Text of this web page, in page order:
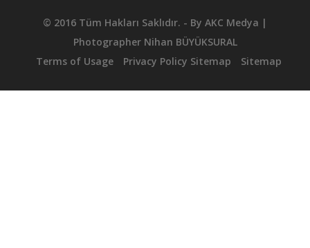
© 2016 Tüm Hakları Saklıdır. - By AKC Medya |
Photographer Nihan BÜYÜKSURAL
Terms of Usage
Privacy Policy Sitemap Sitemap